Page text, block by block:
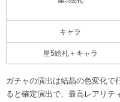
キャラ
星5絵札＋キャラ
ガチャの演出は結晶の色変化で
ると確定演出で、最高レアリテ